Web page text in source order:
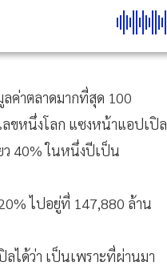
ค่าตลาดมากที่สุด 100
ลขหนึ่งโลก แซงหน้าแอปเปิล
ว 40% ในหนึ่งปีเป็น
ไปอยู่ที่ 147,880 ล้าน
ได้ว่า เป็นเพราะที่ผ่านมา